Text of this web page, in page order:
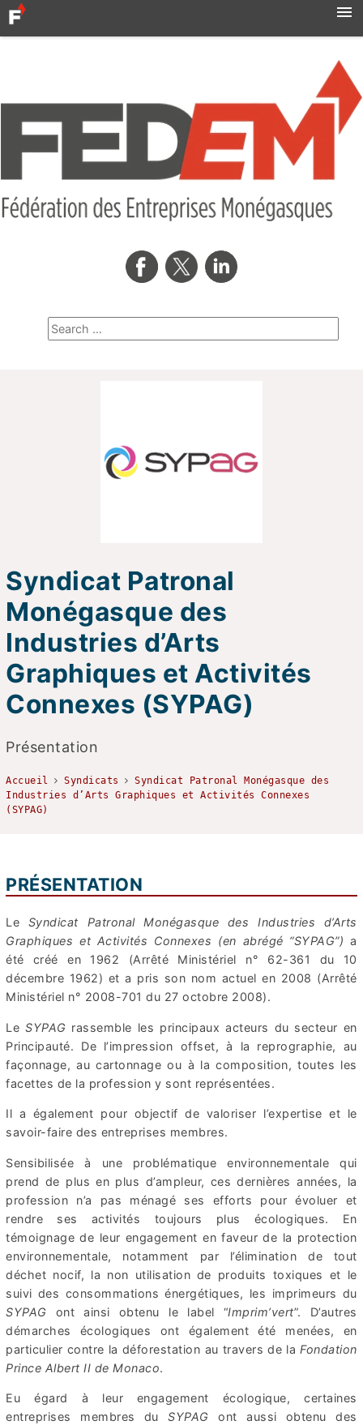
MBN
Formation professionnelle
Syndicat Patronal
Monégasque des
Industries d’Arts
Graphiques et Activités
Connexes (SYPAG)
Présentation
Accueil Syndicats
Syndicat Patronal Monégasque des
Industries d’Arts Graphiques et Activités Connexes
(SYPAG)
PRÉSENTATION
Le Syndicat Patronal Monégasque des Industries d’Arts
Graphiques et Activités Connexes (en abrégé “SYPAG”) a
été créé en 1962 (Arrêté Ministériel n° 62-361 du 10
décembre 1962) et a pris son nom actuel en 2008 (Arrêté
Ministériel n° 2008-701 du 27 octobre 2008).
LeSYPAG rassemble les principaux acteurs du secteur en
Principauté. De l’impression offset, à la reprographie, au
façonnage, au cartonnage ou à la composition, toutes les
facettes de la profession y sont représentées.
Il a également pour objectif de valoriser l’expertise et le
savoir-faire des entreprises membres.
Sensibilisée à une problématique environnementale qui
prend de plus en plus d’ampleur, ces dernières années, la
profession n’a pas ménagé ses efforts pour évoluer et
rendre ses activités toujours plus écologiques. En
témoignage de leur engagement en faveur de la protection
environnementale, notamment par l’élimination de tout
déchet nocif, la non utilisation de produits toxiques et le
suivi des consommations énergétiques, les imprimeurs du
SYPAG ont ainsi obtenu le label “Imprim’vert”. D’autres
démarches écologiques ont également été menées, en
particulier contre la déforestation au travers de laFondation
Prince Albert II de Monaco.
Eu égard à leur engagement écologique, certaines
entreprises membres duSYPAG ont aussi obtenu des